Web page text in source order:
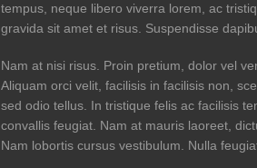
tempus, neque libero viverra lorem, ac
gravida sit amet et risus. Suspendisse
Nam at nisi risus. Proin pretium, dolor vel
Aliquam orci velit, facilisis in facilisis non,
sed odio tellus. In tristique felis ac facilisis
convallis feugiat. Nam at mauris laoreet,
Nam lobortis cursus vestibulum. Nulla